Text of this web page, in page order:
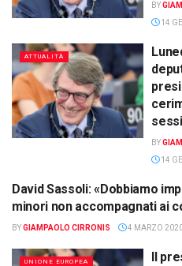
BY
14
ATTUALITÀ
BY
14
UNIONE EUROPEA
David Sassoli: «Dobbiamo
minori non accompagnati ai
BYGIAMPAOLO CIRRONIS 4 MARZO
UNIONE EUROPEA
Il